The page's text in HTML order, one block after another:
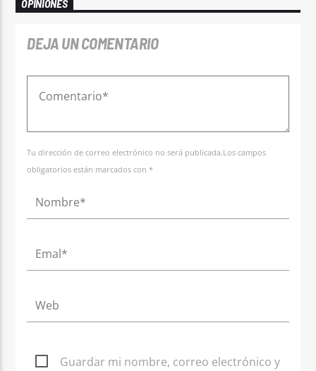
OPINIONES
DEJA UN COMENTARIO
Tu dirección de correo electrónico no será publicada.Los campos
obligatorios están marcados con *
Guardar mi nombre, correo electrónico y